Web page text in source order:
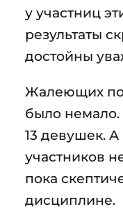
у участниц
результаты
достойны
Жалеющих
было немало.
13 девушек.
участников
пока
дисциплине.